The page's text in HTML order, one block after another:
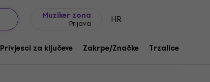
Muziker zona
Prijava HR
Privjesci za ključeve Zakrpe/Značke Trzalice